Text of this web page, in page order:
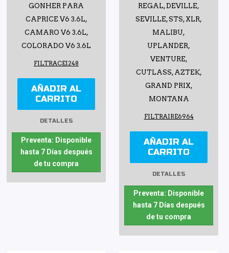
GONHER PARA
CAPRICE V6 3.6L,
CAMARO V6 3.6L,
COLORADO V6 3.6L
FILTRACEI248
AÑADIR AL
CARRITO
DETALLES
Preventa: Disponible
hasta 7 Días después
de tu compra
REGAL, DEVILLE,
SEVILLE, STS, XLR,
MALIBU,
UPLANDER,
VENTURE,
CUTLASS, AZTEK,
GRAND PRIX,
MONTANA
FILTRAIRE6964
AÑADIR AL
CARRITO
DETALLES
Preventa: Disponible
hasta 7 Días después
de tu compra